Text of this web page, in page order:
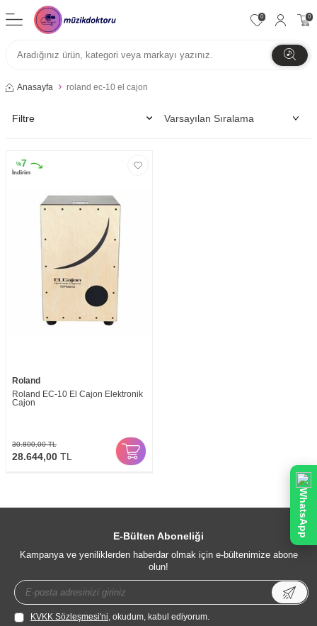
0 0
Anasayfa roland ec-10 el cajon
Filtre
%7
İndirim
Roland
Roland EC-10 El Cajon Elektronik
Cajon
30.800,00TL
28.644,00 TL
E-Bülten Aboneliği
Kampanya ve yeniliklerden haberdar olmak için e-bültenimize abone
olun!
KVKK Sözleşmesi'ni, okudum, kabul ediyorum.
WhatsApp